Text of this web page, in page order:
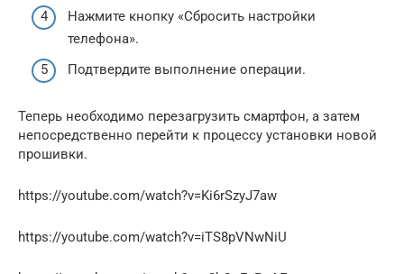
Нажмите кнопку «Сбросить настройки
телефона».
Подтвердите выполнение операции.
Теперь необходимо перезагрузить смартфон, а затем
непосредственно перейти к процессу установки новой
прошивки.
https://youtube.com/watch?v=Ki6rSzyJ7aw
https://youtube.com/watch?v=iTS8pVNwNiU